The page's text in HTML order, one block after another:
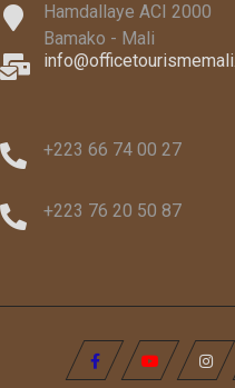
Hamdallaye ACI 2000
Bamako - Mali
+223 66 74 00 27
+223 76 20 50 87